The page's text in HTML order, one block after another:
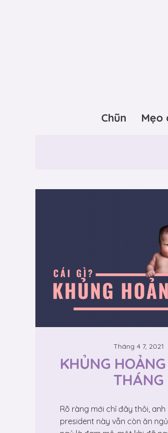
Chũn Mẹo
Tháng 4 7, 2021
KHỦNG
THÁNG
Rõ ràng mới chỉ đây thôi, anh
president này vẫn còn ăn